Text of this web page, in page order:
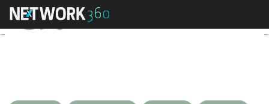
FranquiShop se estrena en